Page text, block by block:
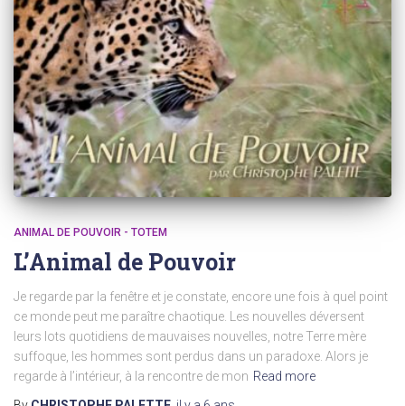
ANIMAL DE POUVOIR - TOTEM
L’Animal de Pouvoir
Je regarde par la fenêtre et je constate, encore une fois à quel point
ce monde peut me paraître chaotique. Les nouvelles déversent
leurs lots quotidiens de mauvaises nouvelles, notre Terre mère
suffoque, les hommes sont perdus dans un paradoxe. Alors je
regarde à l’intérieur, à la rencontre de mon Read more